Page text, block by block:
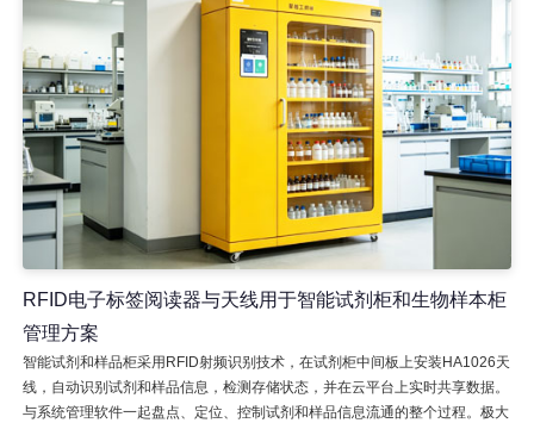
RFID电子标签阅读器与天线用于智能试剂柜和生物样本柜
管理方案
智能试剂和样品柜采用RFID射频识别技术，在试剂柜中间板上安装HA1026天
线，自动识别试剂和样品信息，检测存储状态，并在云平台上实时共享数据。
与系统管理软件一起盘点、定位、控制试剂和样品信息流通的整个过程。极大